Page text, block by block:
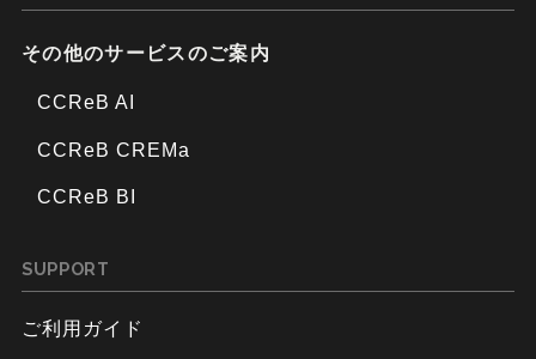
その他のサービスのご案内
CCReB AI
CCReB CREMa
CCReB BI
SUPPORT
ご利用ガイド